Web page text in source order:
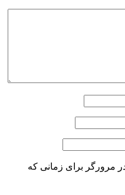
مرورگر برای زمانی که